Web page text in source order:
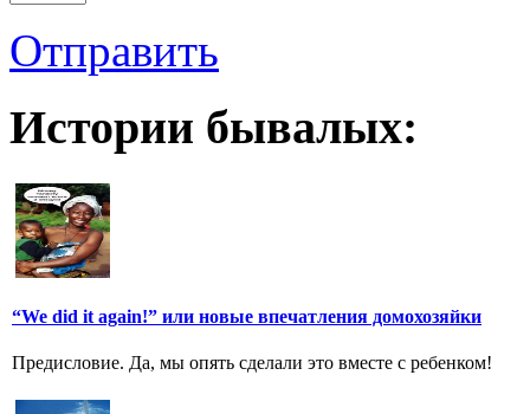
Отправить
Истории бывалых:
“We did it again!” или новые впечатления домохозяйки
Предисловие. Да, мы опять сделали это вместе с ребенком!